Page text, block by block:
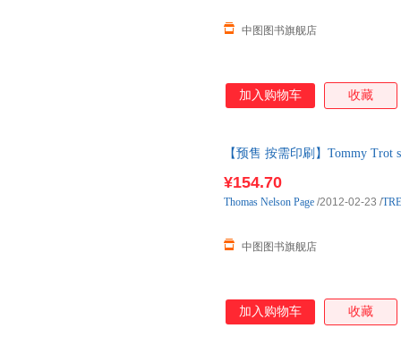
中图图书旗舰店
加入购物车 收藏
【预售 按需印刷】Tommy Trot
¥154.70
中图图书旗舰店
Thomas Nelson Page /2012-02-23 /
加入购物车 收藏